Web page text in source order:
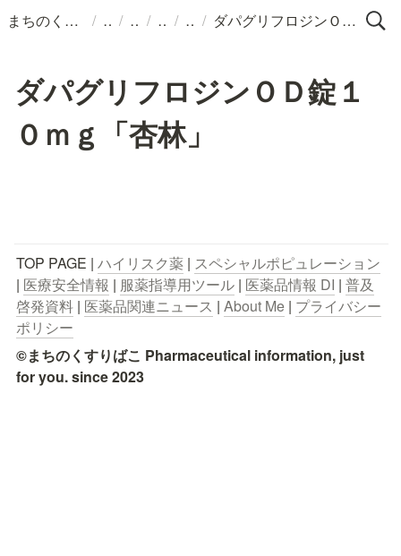
まちのくすりばこ / / / / / ダパグリフロジンＯＤ錠１０ｍｇ「杏林」
ダパグリフロジンＯＤ錠１
０ｍｇ「杏林」
TOP PAGE | ハイリスク薬 | スペシャルポピュレーション
| 医療安全情報 | 服薬指導用ツール | 医薬品情報 DI | 普及
啓発資料 | 医薬品関連ニュース | About Me | プライバシー
ポリシー
©まちのくすりばこ Pharmaceutical information, just
for you. since 2023